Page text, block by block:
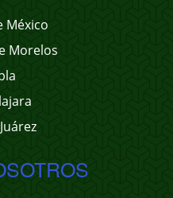
México
Morelos